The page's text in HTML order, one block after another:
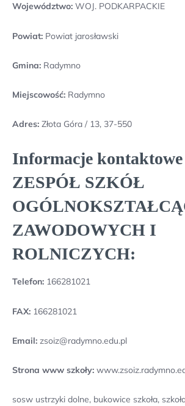
Województwo: WOJ. PODKARPACKIE
Powiat: Powiat jarosławski
Gmina: Radymno
Miejscowość: Radymno
Adres: Złota Góra / 13, 37-550
Informacje kontaktowe
ZESPÓŁ SZKÓŁ
ZAWODOWYCH I
ROLNICZYCH:
Telefon: 166281021
FAX: 166281021
Email: zsoiz@radymno.edu.pl
Strona www szkoły:
sosw ustrzyki dolne, bukowice szkoła,